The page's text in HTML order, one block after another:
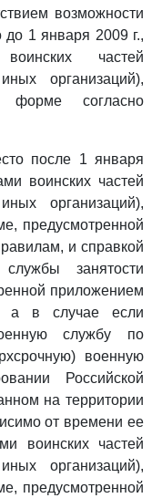
возможности
до 1 января 2009 г.,
частей
организаций),
форме согласно
после 1 января
воинских частей
организаций),
предусмотренной
и справкой
службы занятости
приложением
а в случае если
службу по
военную
Российской
на территории
от времени ее
воинских частей
организаций),
предусмотренной